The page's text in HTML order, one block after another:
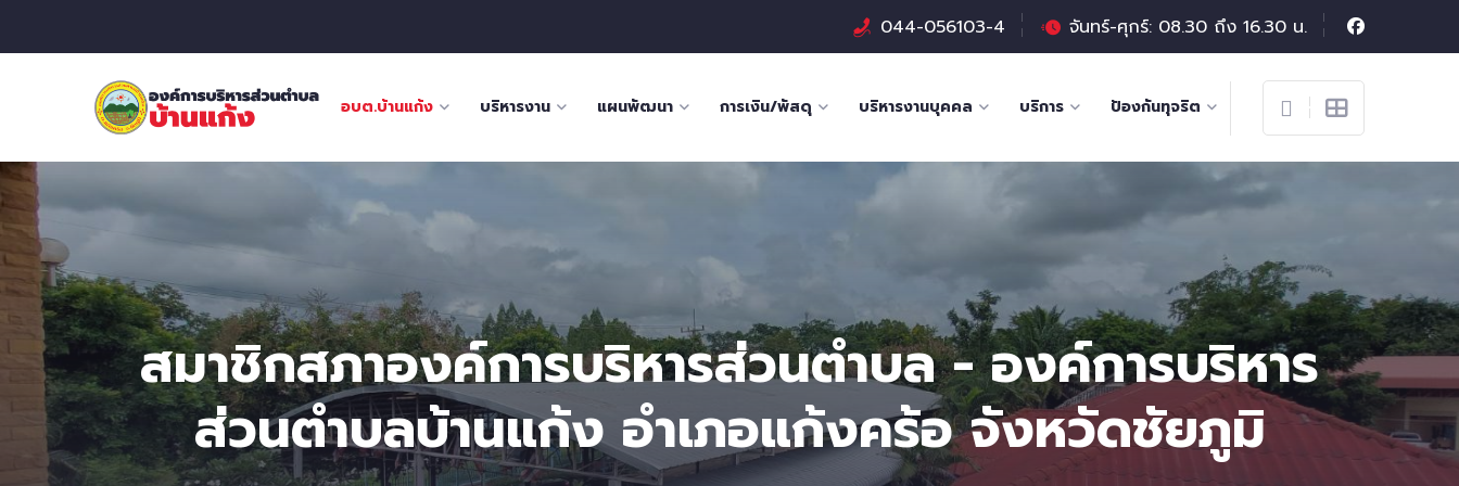
044-056103-4 จันทร์-ศุกร์: 08.30 ถึง 16.30 น.
อบต.บ้านแก้ง บริหารงาน แผนพัฒนา การเงิน/พัสดุ บริหารงานบุคคล บริการ ป้องกันทุจริต
สมาชิกสภาองค์การบริหารส่วนตำบล - องค์การบริหาร
ส่วนตําบลบ้านแก้ง อำเภอแก้งคร้อ จังหวัดชัยภูมิ